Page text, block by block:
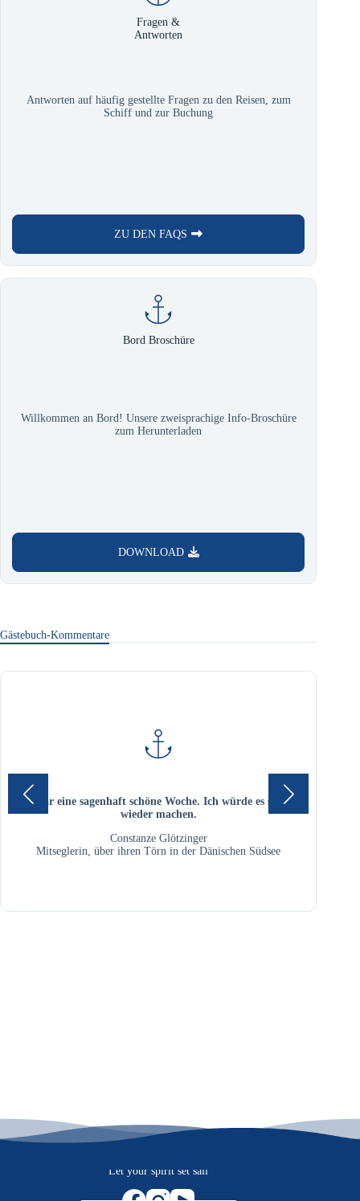
Fragen &
Antworten
Antworten auf häufig gestellte Fragen zu den Reisen, zum
Schiff und zur Buchung
ZU DEN FAQS
Bord Broschüre
Willkommen an Bord! Unsere zweisprachige Info-Broschüre
zum Herunterladen
DOWNLOAD
Gästebuch-Kommentare
Es war eine sagenhaft schöne Woche. Ich würde es sofort
wieder machen.
Constanze Glötzinger
Mitseglerin, über ihren Törn in der Dänischen Südsee
Let your spirit set sail